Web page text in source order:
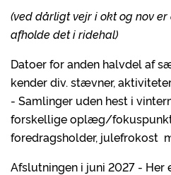
(ved dårligt vejr i okt og nov
afholde det i ridehal)
Datoer for anden halvdel af
kender div. stævner,
- Samlinger uden hest i
forskellige oplæg/
foredragsholder, julefrokost
Afslutningen i juni 2027 - Her